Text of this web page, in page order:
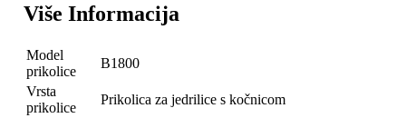
Više Informacija
Model
prikolice
B1800
Vrsta
prikolice
Prikolica za jedrilice s kočnicom